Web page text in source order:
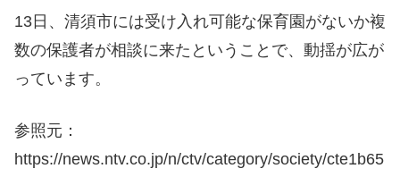
13日、清須市には受け入れ可能な保育園がないか複
数の保護者が相談に来たということで、動揺が広が
っています。
参照元：
https://news.ntv.co.jp/n/ctv/category/society/cte1b65